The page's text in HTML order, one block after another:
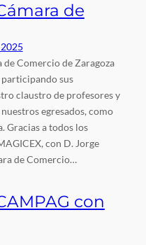
de
de Comercio de Zaragoza
sus
claustro de profesores y
egresados, como
Gracias a todos los
con D. Jorge
de Comercio…
con